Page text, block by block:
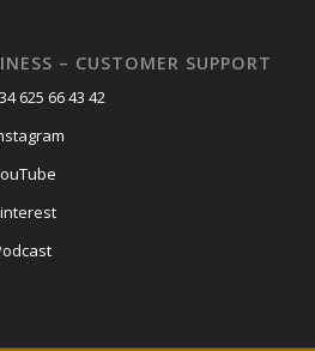
– CUSTOMER SUPPORT
625 66 43 42